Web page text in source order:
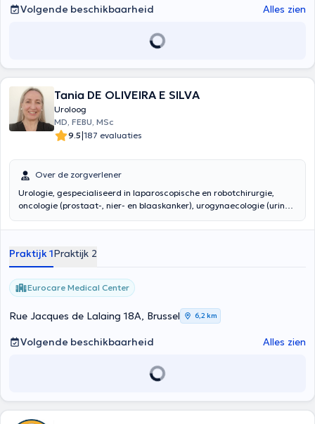
Volgende beschikbaarheid Alles zien
Tania DE OLIVEIRA E SILVA
Uroloog
MD, FEBU, MSc
9.5|187 evaluaties
Over de zorgverlener
Urologie, gespecialiseerd in laparoscopische en robotchirurgie,
oncologie (prostaat-, nier- en blaaskanker), urogynaecologie (urine-
geneeskunde, prostaatziekten en nierstenen
Praktijk 1Praktijk 2
Eurocare Medical Center
Rue Jacques de Lalaing 18A, Brussel 6,2 km
Volgende beschikbaarheid Alles zien